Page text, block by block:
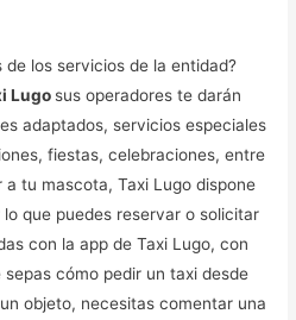
los servicios de la entidad?
Lugo sus operadores te darán
adaptados, servicios especiales
fiestas, celebraciones, entre
tu mascota, Taxi Lugo dispone
que puedes reservar o solicitar
con la app de Taxi Lugo, con
cómo pedir un taxi desde
objeto, necesitas comentar una